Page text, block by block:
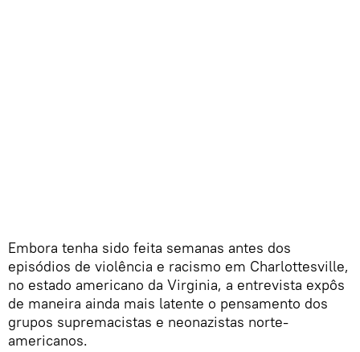
Embora tenha sido feita semanas antes dos
episódios de violência e racismo em Charlottesville,
no estado americano da Virginia, a entrevista expôs
de maneira ainda mais latente o pensamento dos
grupos supremacistas e neonazistas norte-
americanos.